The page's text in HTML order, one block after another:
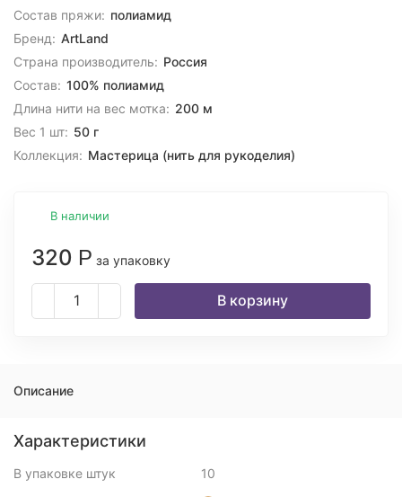
Состав пряжи: полиамид
Бренд: ArtLand
Страна производитель: Россия
Состав: 100% полиамид
Длина нити на вес мотка: 200 м
Вес 1 шт: 50 г
Коллекция: Мастерица (нить для рукоделия)
В наличии
320 Р за упаковку
В корзину
Описание
Характеристики
В упаковке штук 10